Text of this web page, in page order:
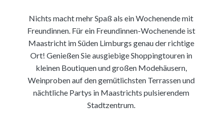
Nichts macht mehr Spaß als ein Wochenende mit
Freundinnen. Für ein Freundinnen-Wochenende ist
Maastricht im Süden Limburgs genau der richtige
Ort! Genießen Sie ausgiebige Shoppingtouren in
kleinen Boutiquen und großen Modehäusern,
Weinproben auf den gemütlichsten Terrassen und
nächtliche Partys in Maastrichts pulsierendem
Stadtzentrum.